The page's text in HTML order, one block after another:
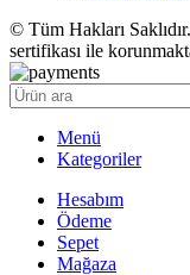
© Tüm Hakları
sertifikası ile
Menü
Kategoriler
Hesabım
Ödeme
Sepet
Mağaza